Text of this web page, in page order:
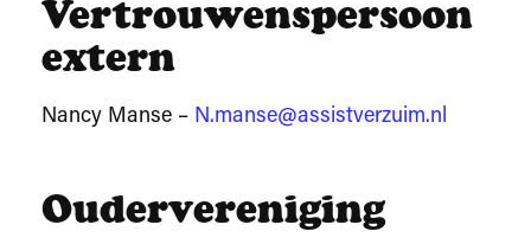
Vertrouwenspersoon
extern
Nancy Manse – N.manse@assistverzuim.nl
Oudervereniging